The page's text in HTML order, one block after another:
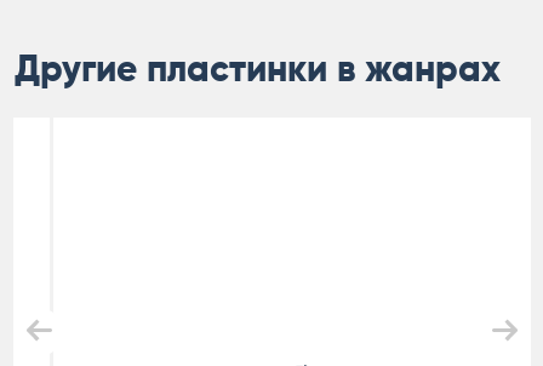
Другие пластинки в жанрах